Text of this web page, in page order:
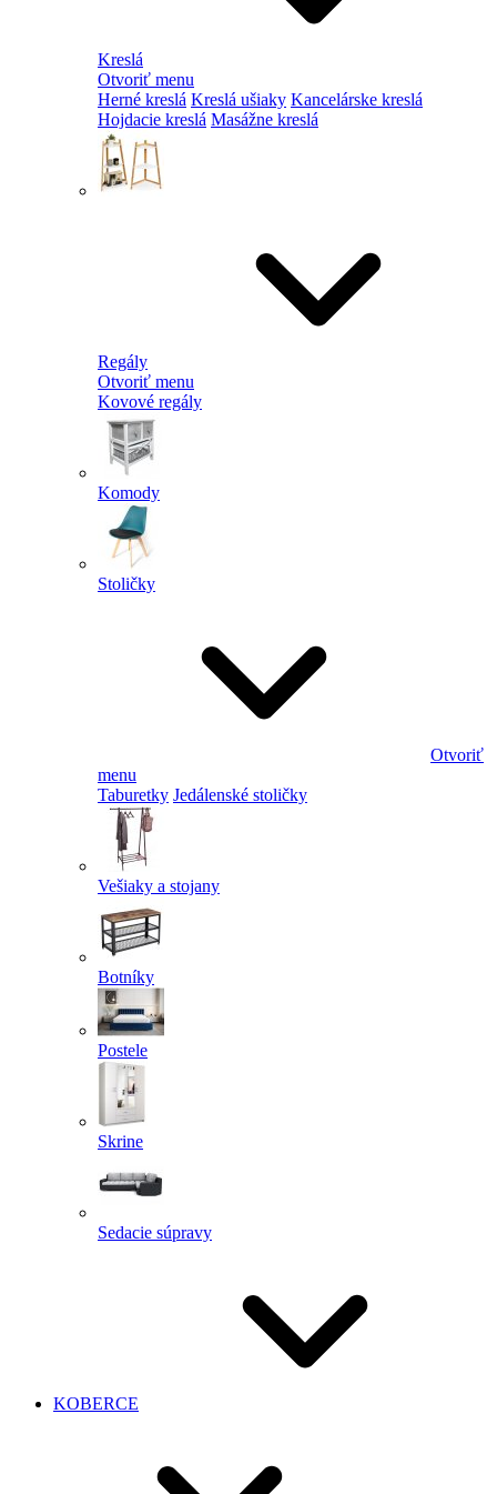
Kreslá
Otvoriť menu
Herné kreslá Kreslá ušiaky Kancelárske kreslá
Hojdacie kreslá Masážne kreslá
Regály
Otvoriť menu
Kovové regály
Komody
Stoličky
Otvoriť
menu
Taburetky Jedálenské stoličky
Vešiaky a stojany
Botníky
Postele
Skrine
Sedacie súpravy
KOBERCE